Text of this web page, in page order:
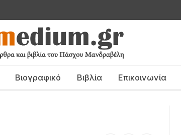
Βιογραφικό Βιβλία Επικοινωνία